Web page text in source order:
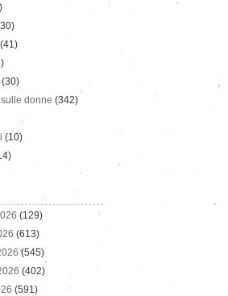
(41)
(30)
donne (342)
(10)
(129)
(613)
(545)
(402)
(591)